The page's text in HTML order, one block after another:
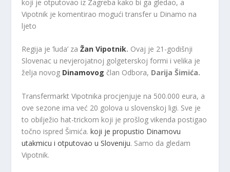
koji je otputovao iz Zagreba kako bi ga gledao, a
Vipotnik je komentirao mogući transfer u Dinamo na
ljeto
Regija je ‘luda’ za Žan Vipotnik. Ovaj je 21-godišnji
Slovenac u nevjerojatnoj golgeterskoj formi i velika je
želja novog Dinamovogčlan Odbora, Darija Šimića.
Transfermarkt Vipotnika procjenjuje na 500.000 eura, a
ove sezone ima već 20 golova u slovenskoj ligi. Sve je
to obilježio hat-trickom koji je prošlog vikenda postigao
točno ispred Šimića.koji je propustio Dinamovu
utakmicu i otputovao u Sloveniju. Samo da gledam
Vipotnik.